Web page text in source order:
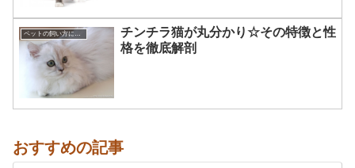
ペットの飼い方について☆
チンチラ猫が丸分かり☆その特徴と性
格を徹底解剖
おすすめの記事